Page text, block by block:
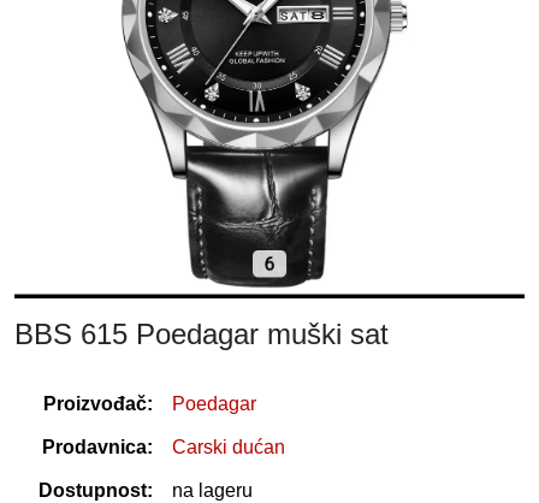
BBS 615 Poedagar muški sat
Proizvođač: Poedagar
Prodavnica: Carski dućan
Dostupnost: na lageru